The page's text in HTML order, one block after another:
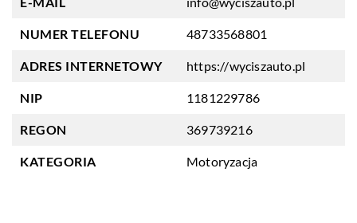
NUMER TELEFONU 48733568801
ADRES INTERNETOWY https://wyciszauto.pl
NIP 1181229786
REGON 369739216
KATEGORIA Motoryzacja